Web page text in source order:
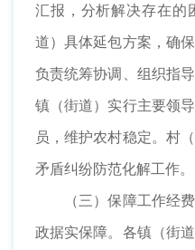
汇报，分析解决存在的
道）具体延包方案，确
负责统筹协调、组织指
镇（街道）实行主要领
员，维护农村稳定。村
矛盾纠纷防范化解工作。
（三）保障工作经费
政据实保障。各镇（街